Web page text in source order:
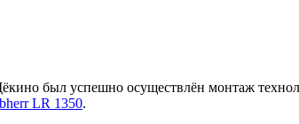
был успешно осуществлён монтаж
LR 1350.